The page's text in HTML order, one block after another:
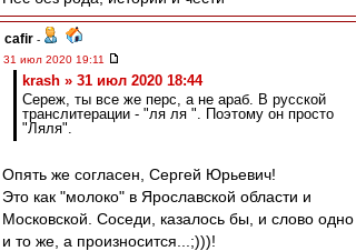
cafir -
31 июл 2020 19:11
krash » 31 июл 2020 18:44
Сереж, ты все же перс, а не араб. В русской
транслитерации - "ля ля ". Поэтому он просто
"Ляля".
Опять же согласен, Сергей Юрьевич!
Это как "молоко" в Ярославской области и
Московской. Соседи, казалось бы, и слово одно
и то же, а произносится...;)))!